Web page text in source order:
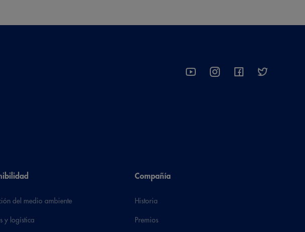
del medio ambiente
y logística
Compañía
Historia
Premios